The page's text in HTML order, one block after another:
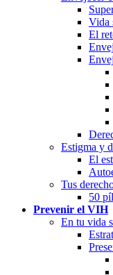
Vida
El
Estigma y
El
Tus
50
Prevenir el VIH
En tu vida